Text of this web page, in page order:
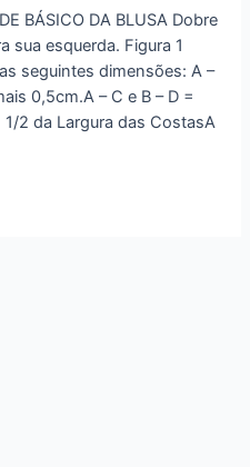
BÁSICO DA BLUSA Dobre
sua esquerda. Figura 1
seguintes dimensões: A –
0,5cm.A – C e B – D =
1/2 da Largura das CostasA